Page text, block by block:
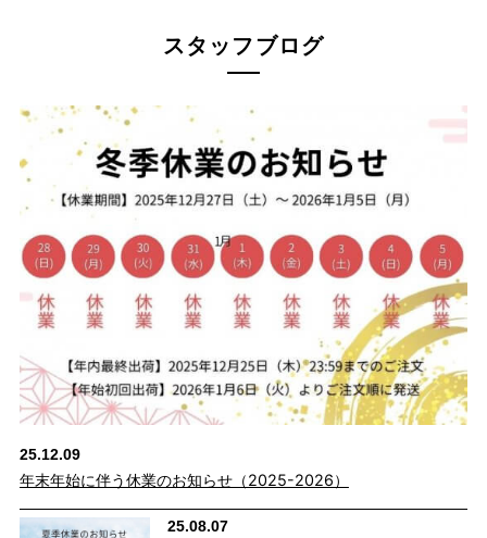
スタッフブログ
25.12.09
年末年始に伴う休業のお知らせ（2025-2026）
25.08.07